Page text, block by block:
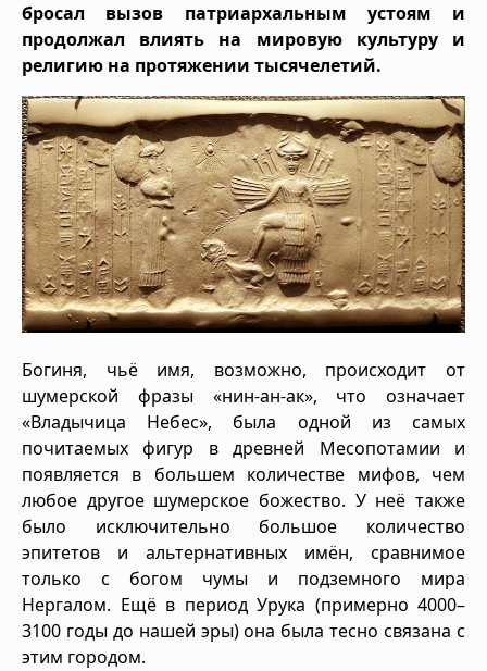
бросал вызов патриархальным устоям и
продолжал влиять на мировую культуру и
религию на протяжении тысячелетий.
Богиня, чьё имя, возможно, происходит от
шумерской фразы «нин-ан-ак», что означает
«Владычица Небес», была одной из самых
почитаемых фигур в древней Месопотамии и
появляется в большем количестве мифов, чем
любое другое шумерское божество. У неё также
было исключительно большое количество
эпитетов и альтернативных имён, сравнимое
только с богом чумы и подземного мира
Нергалом. Ещё в период Урука (примерно 4000–
3100 годы до нашей эры) она была тесно связана с
этим городом.